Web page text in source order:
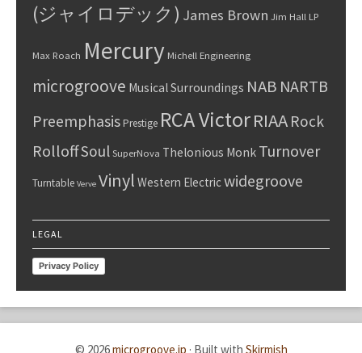
(ジャイロデック) James Brown Jim Hall LP
Max Roach Mercury Michell Engineering
microgroove Musical Surroundings NAB NARTB
PreemphasisPrestige RCA VictorRIAA Rock
RolloffSoul SuperNova Thelonious Monk Turnover
Turntable Verve Vinyl Western Electricwidegroove
LEGAL
Privacy Policy
© 2026microgroove.jp · Built with Skirmish